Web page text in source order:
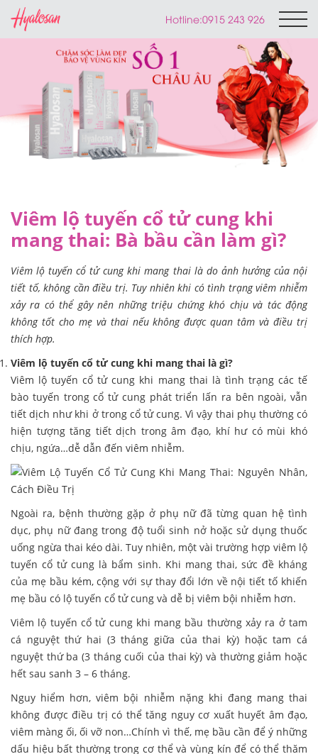
Hotline:0915 243 926
Viêm lộ tuyến cổ tử cung khi
mang thai: Bà bầu cần làm gì?
Viêm lộ tuyến cổ tử cung khi mang thai là do ảnh hưởng của nội
tiết tố, không cần điều trị. Tuy nhiên khi có tình trạng viêm nhiễm
xảy ra có thể gây nên những triệu chứng khó chịu và tác động
không tốt cho mẹ và thai nếu không được quan tâm và điều trị
thích hợp.
Viêm lộ tuyến cổ tử cung khi mang thai là gì?
Viêm lộ tuyến cổ tử cung khi mang thai là tình trạng các tế
bào tuyến trong cổ tử cung phát triển lấn ra bên ngoài, vẫn
tiết dịch như khi ở trong cổ tử cung. Vì vậy thai phụ thường có
hiện tượng tăng tiết dịch trong âm đạo, khí hư có mùi khó
chịu, ngứa…dễ dẫn đến viêm nhiễm.
Ngoài ra, bệnh thường gặp ở phụ nữ đã từng quan hệ tình
dục, phụ nữ đang trong độ tuổi sinh nở hoặc sử dụng thuốc
uống ngừa thai kéo dài. Tuy nhiên, một vài trường hợp viêm lộ
tuyến cổ tử cung là bẩm sinh. Khi mang thai, sức đề kháng
của mẹ bầu kém, cộng với sự thay đổi lớn về nội tiết tố khiến
mẹ bầu có lộ tuyến cổ tử cung và dễ bị viêm bội nhiễm hơn.
Viêm lộ tuyến cổ tử cung khi mang bầu thường xảy ra ở tam
cá nguyệt thứ hai (3 tháng giữa của thai kỳ) hoặc tam cá
nguyệt thứ ba (3 tháng cuối của thai kỳ) và thường giảm hoặc
hết sau sanh 3 – 6 tháng.
Nguy hiểm hơn, viêm bội nhiễm nặng khi đang mang thai
không được điều trị có thể tăng nguy cơ xuất huyết âm đạo,
viêm màng ối, ối vỡ non…Chính vì thế, mẹ bầu cần để ý những
dấu hiệu bất thường trong cơ thể và vùng kín để có thể thăm